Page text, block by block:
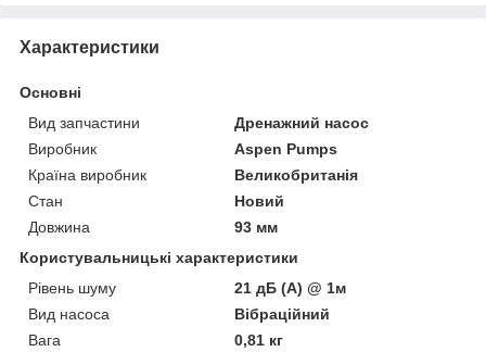
Характеристики
Основні
Вид запчастини
Дренажний насос
Виробник
Aspen Pumps
Країна виробник
Великобританія
Стан
Новий
Довжина
93 мм
Користувальницькі характеристики
Рівень шуму
21 дБ (А) @ 1м
Вид насоса
Вібраційний
Вага
0,81 кг